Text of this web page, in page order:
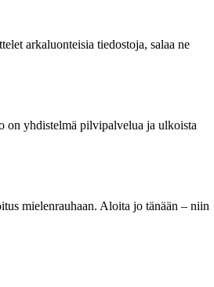
arkaluonteisia tiedostoja, salaa ne
on yhdistelmä pilvipalvelua ja ulkoista
mielenrauhaan. Aloita jo tänään – niin